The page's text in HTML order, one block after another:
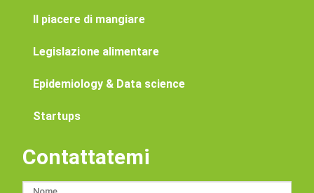
Il piacere di mangiare
Legislazione alimentare
Epidemiology & Data science
Startups
Contattatemi